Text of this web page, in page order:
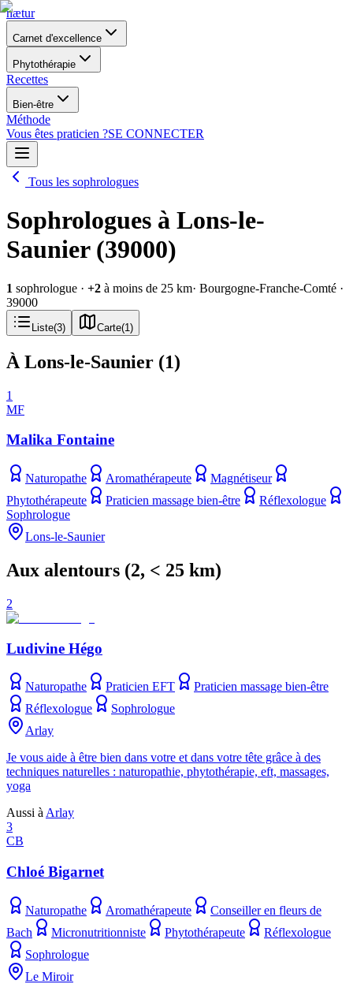
nætur
Carnet d'excellence
Phytothérapie
Recettes
Bien-être
Méthode
Vous êtes praticien ?SE CONNECTER
Tous les sophrologues
Sophrologues à Lons-le-
Saunier (39000)
1 sophrologue · +2 à moins de 25 km· Bourgogne-Franche-Comté ·
39000
Liste(3) Carte(1 )
À Lons-le-Saunier (1)
1
MF
Malika Fontaine
Naturopathe Aromathérapeute
Magnétiseur
Phytothérapeute
Praticien massage bien-être
Réflexologue
Sophrologue
Lons-le-Saunier
Aux alentours (2, < 25 km)
2
Ludivine Hégo
Naturopathe Praticien EFT
Praticien massage bien-être
Réflexologue
Sophrologue
Arlay
Je vous aide à être bien dans votre et dans votre tête grâce à des
techniques naturelles : naturopathie, phytothérapie, eft, massages,
yoga
Aussi à Arlay
3
CB
Chloé Bigarnet
Naturopathe Aromathérapeute
Conseiller en fleurs de
Bach
Micronutritionniste Phytothérapeute
Réflexologue
Sophrologue
Le Miroir